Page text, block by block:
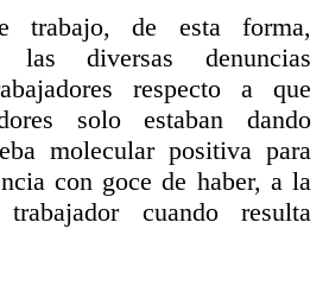
trabajo, de esta forma,
las diversas denuncias
respecto a que
solo estaban dando
molecular positiva para
con goce de haber, a la
cuando resulta